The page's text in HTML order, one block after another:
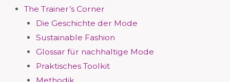
The Trainer’s Corner
Die Geschichte der Mode
Sustainable Fashion
Glossar für nachhaltige Mode
Praktisches Toolkit
Methodik